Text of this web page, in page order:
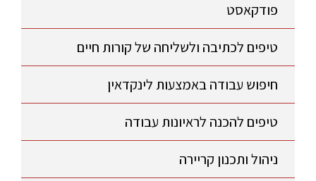
פודקאסט
טיפים לכתיבה ולשליחה של קורות חיים
חיפוש עבודה באמצעות לינקדאין
טיפים להכנה לראיונות עבודה
ניהול ותכנון קריירה